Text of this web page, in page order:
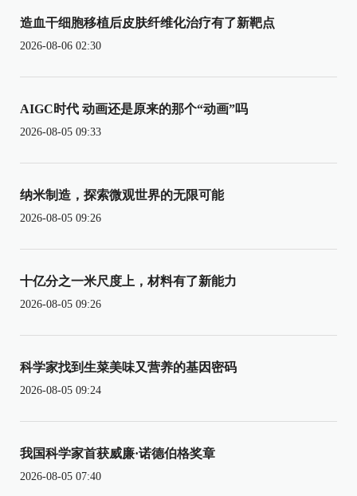
造血干细胞移植后皮肤纤维化治疗有了新靶点
2026-08-06 02:30
AIGC时代 动画还是原来的那个“动画”吗
2026-08-05 09:33
纳米制造，探索微观世界的无限可能
2026-08-05 09:26
十亿分之一米尺度上，材料有了新能力
2026-08-05 09:26
科学家找到生菜美味又营养的基因密码
2026-08-05 09:24
我国科学家首获威廉·诺德伯格奖章
2026-08-05 07:40